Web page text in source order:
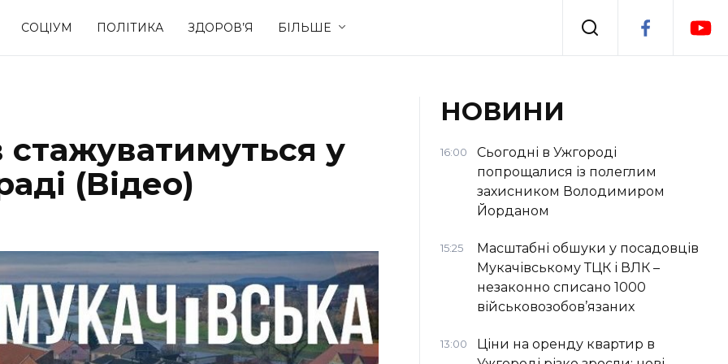
СОЦІУМ ПОЛІТИКА ЗДОРОВ’Я БІЛЬШЕ
Події
Спорт Стиль життя
стажуватимуться у
(Відео)
НОВИНИ
16:00
Сьогодні в Ужгороді
попрощалися із полеглим
захисником Володимиром
Йорданом
15:25
Масштабні обшуки у посадовців
Мукачівському ТЦК і ВЛК –
незаконно списано 1000
військовозобов’язаних
13:00
Ціни на оренду квартир в